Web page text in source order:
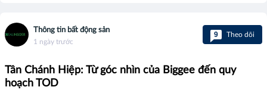
Thông tin bất động sản
1 ngày trước
9 Theo dõi
Tân Chánh Hiệp: Từ góc nhìn của Biggee đến quy
hoạch TOD